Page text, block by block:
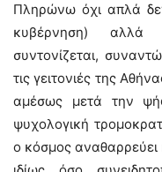
Πληρώνω όχι απλά
κυβέρνηση) αλλά
συντονίζεται,
τις γειτονιές της
αμέσως μετά την
ψυχολογική
ο κόσμος αναθαρρεύει